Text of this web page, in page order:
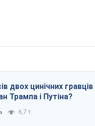
двох цинічних
Трампа і Путіна?
6,7 т.